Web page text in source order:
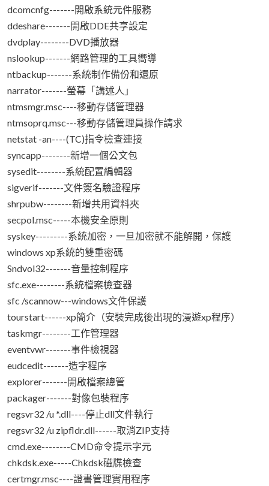
dcomcnfg-------開啟系統元件服務
ddeshare-------開啟DDE共享設定
dvdplay--------DVD播放器
nslookup-------網路管理的工具嚮導
ntbackup-------系統制作備份和還原
narrator-------螢幕「講述人」
ntmsmgr.msc----移動存儲管理器
ntmsoprq.msc---移動存儲管理員操作請求
netstat -an----(TC)指令檢查連接
syncapp--------新增一個公文包
sysedit--------系統配置編輯器
sigverif-------文件簽名驗證程序
shrpubw--------新增共用資料夾
secpol.msc-----本機安全原則
syskey---------系統加密，一旦加密就不能解開，保護
windows xp系統的雙重密碼
Sndvol32-------音量控制程序
sfc.exe--------系統檔案檢查器
sfc /scannow---windows文件保護
tourstart------xp簡介（安裝完成後出現的漫遊xp程序）
taskmgr--------工作管理器
eventvwr-------事件檢視器
eudcedit-------造字程序
explorer-------開啟檔案總管
packager-------對像包裝程序
regsvr32 /u *.dll----停止dll文件執行
regsvr32 /u zipfldr.dll------取消ZIP支持
cmd.exe--------CMD命令提示字元
chkdsk.exe-----Chkdsk磁牒檢查
certmgr.msc----證書管理實用程序